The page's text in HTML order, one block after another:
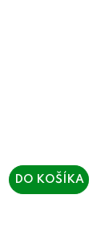
DO KOŠÍKA